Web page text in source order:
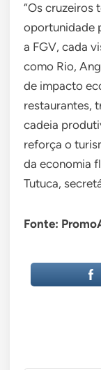
“Os cruzeiros
oportunidade
a FGV, cada
como Rio,
de impacto
restaurantes,
cadeia
reforça o
da economia
Tutuca,
Fonte: